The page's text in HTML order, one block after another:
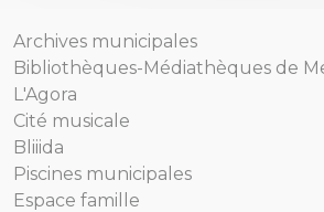
Archives municipales
Bibliothèques-Médiathèques de
L'Agora
Cité musicale
Bliiida
Piscines municipales
Espace famille